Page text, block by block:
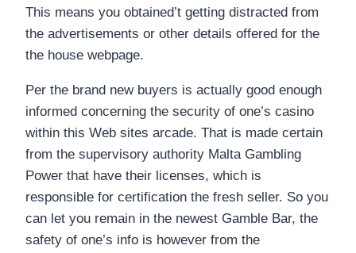
This means you obtained’t getting distracted from
the advertisements or other details offered for the
the house webpage.
Per the brand new buyers is actually good enough
informed concerning the security of one’s casino
within this Web sites arcade. That is made certain
from the supervisory authority Malta Gambling
Power that have their licenses, which is
responsible for certification the fresh seller. So you
can let you remain in the newest Gamble Bar, the
safety of one’s info is however from the